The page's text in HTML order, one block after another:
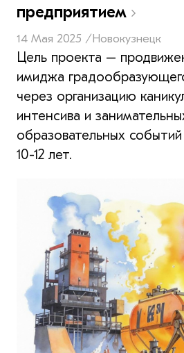
предприятием
14 Мая 2025 /Новокузнецк
Цель проекта –
имиджа
через организацию
интенсива и
образовательных
10-12 лет.